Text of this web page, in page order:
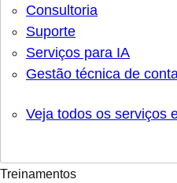
Consultoria
Suporte
Serviços para IA
Gestão técnica de
Veja todos os serviços
Treinamentos